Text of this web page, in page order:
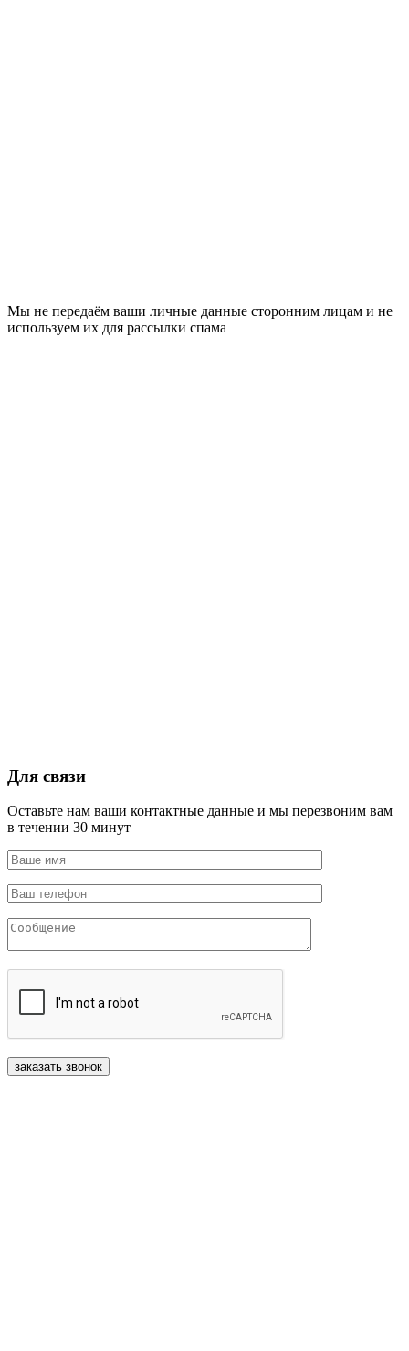
Мы не передаём ваши личные данные сторонним лицам и не
используем их для рассылки спама
Для связи
Оставьте нам ваши контактные данные и мы перезвоним вам
в течении 30 минут